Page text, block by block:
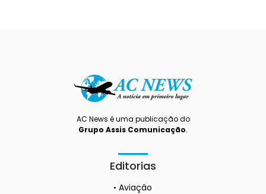
AC News é uma publicação do
Grupo Assis Comunicação.
Editorias
Aviação